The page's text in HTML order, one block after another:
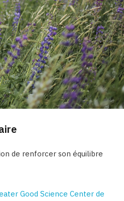
de renforcer son équilibre
Good Science Center de